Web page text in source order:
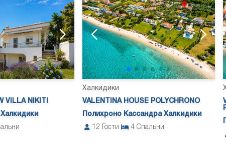
VILLA NIKITI
Халкидики
VALENTINA HOUSE POLYCHRONO
Полихроно Кассандра Халкидики
12
Гости 4 Спальни